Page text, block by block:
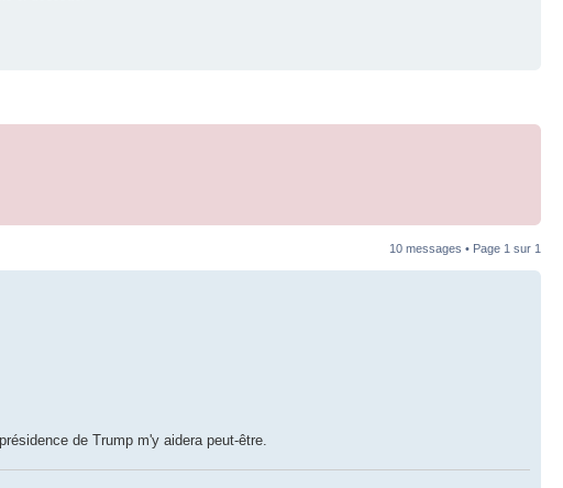
10 messages • Page 1 sur 1
de Trump m'y aidera peut-être.